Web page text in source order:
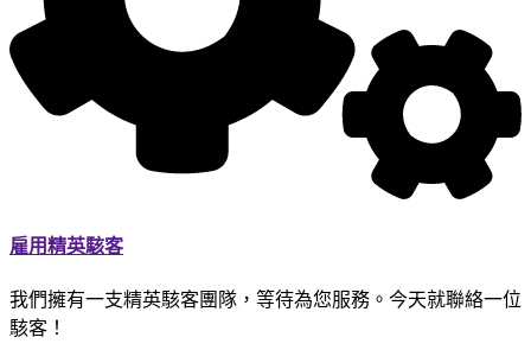
雇用精英駭客
我們擁有一支精英駭客團隊，等待為您服務。今天就聯絡一位
駭客！